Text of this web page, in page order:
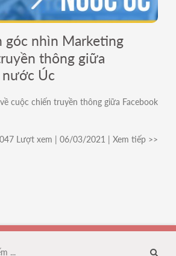
góc nhìn Marketing
thông giữa
nước Úc
cuộc chiến truyền thông giữa Facebook
Lượt xem | 06/03/2021 | Xem tiếp >>